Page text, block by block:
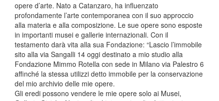
opere d’arte. Nato a Catanzaro, ha influenzato
profondamente l’arte contemporanea con il suo approccio
alla materia e alla composizione. Le sue opere sono esposte
in importanti musei e gallerie internazionali. Con il
testamento darà vita alla sua Fondazione: “Lascio l’immobile
sito alla via Sangalli 14 oggi destinato a mio studio alla
Fondazione Mimmo Rotella con sede in Milano via Palestro 6
affinché la stessa utilizzi detto immobile per la conservazione
del mio archivio delle mie opere.
Gli eredi possono vendere le mie opere solo ai Musei,